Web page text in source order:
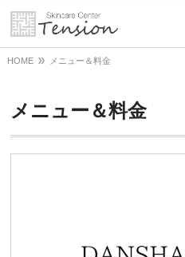
HOME メニュー＆料金
メニュー＆料金